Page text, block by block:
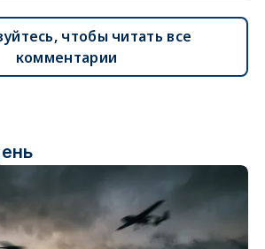
чтобы читать все
комментарии